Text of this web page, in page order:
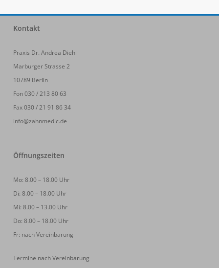
Kontakt
Praxis Dr. Andrea Diehl
Marburger Strasse 2
10789 Berlin
Fon 030 / 213 80 63
Fax 030 / 21 91 86 34
info@zahnmedic.de
Öffnungszeiten
Mo: 8.00 – 18.00 Uhr
Di: 8.00 – 18.00 Uhr
Mi: 8.00 – 13.00 Uhr
Do: 8.00 – 18.00 Uhr
Fr: nach Vereinbarung
Termine nach Vereinbarung